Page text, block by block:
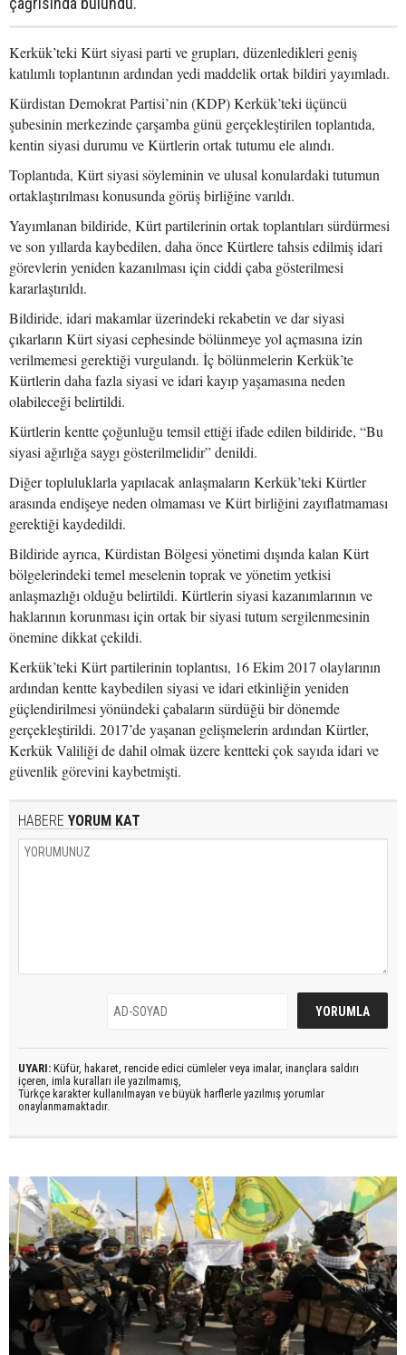
Kerkük’teki Kürt siyasi parti ve grupları, düzenledikleri geniş
katılımlı toplantının ardından yedi maddelik ortak bildiri yayımladı.
Kürdistan Demokrat Partisi’nin (KDP) Kerkük’teki üçüncü
şubesinin merkezinde çarşamba günü gerçekleştirilen toplantıda,
kentin siyasi durumu ve Kürtlerin ortak tutumu ele alındı.
Toplantıda, Kürt siyasi söyleminin ve ulusal konulardaki tutumun
ortaklaştırılması konusunda görüş birliğine varıldı.
Yayımlanan bildiride, Kürt partilerinin ortak toplantıları sürdürmesi
ve son yıllarda kaybedilen, daha önce Kürtlere tahsis edilmiş idari
görevlerin yeniden kazanılması için ciddi çaba gösterilmesi
kararlaştırıldı.
Bildiride, idari makamlar üzerindeki rekabetin ve dar siyasi
çıkarların Kürt siyasi cephesinde bölünmeye yol açmasına izin
verilmemesi gerektiği vurgulandı. İç bölünmelerin Kerkük’te
Kürtlerin daha fazla siyasi ve idari kayıp yaşamasına neden
olabileceği belirtildi.
Kürtlerin kentte çoğunluğu temsil ettiği ifade edilen bildiride, “Bu
siyasi ağırlığa saygı gösterilmelidir” denildi.
Diğer topluluklarla yapılacak anlaşmaların Kerkük’teki Kürtler
arasında endişeye neden olmaması ve Kürt birliğini zayıflatmaması
gerektiği kaydedildi.
Bildiride ayrıca, Kürdistan Bölgesi yönetimi dışında kalan Kürt
bölgelerindeki temel meselenin toprak ve yönetim yetkisi
anlaşmazlığı olduğu belirtildi. Kürtlerin siyasi kazanımlarının ve
haklarının korunması için ortak bir siyasi tutum sergilenmesinin
önemine dikkat çekildi.
Kerkük’teki Kürt partilerinin toplantısı, 16 Ekim 2017 olaylarının
ardından kentte kaybedilen siyasi ve idari etkinliğin yeniden
güçlendirilmesi yönündeki çabaların sürdüğü bir dönemde
gerçekleştirildi. 2017’de yaşanan gelişmelerin ardından Kürtler,
Kerkük Valiliği de dahil olmak üzere kentteki çok sayıda idari ve
güvenlik görevini kaybetmişti.
HABERE YORUM KAT
UYARI: Küfür, hakaret, rencide edici cümleler veya imalar, inançlara saldırı
içeren, imla kuralları ile yazılmamış,
Türkçe karakter kullanılmayan ve büyük harflerle yazılmış yorumlar
onaylanmamaktadır.